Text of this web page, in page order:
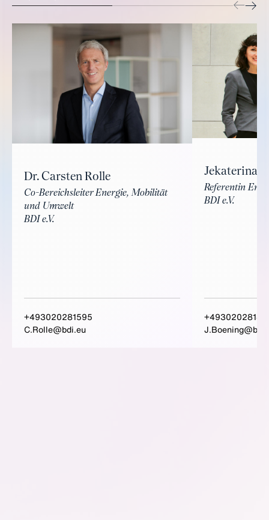
Dr. Carsten Rolle
Co-Bereichsleiter Energie, Mobilität
und Umwelt
BDI e.V.
+493020281595
C.Rolle@bdi.eu
Jekaterina
Referentin
BDI e.V.